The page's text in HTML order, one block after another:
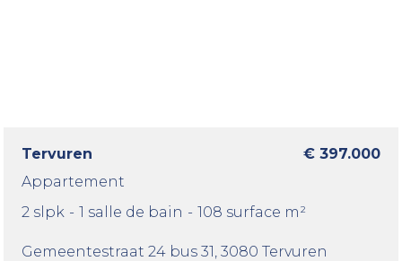
Tervuren
€ 397.000
Appartement
2 slpk - 1 salle de bain - 108 surface m²
Gemeentestraat 24 bus 31 , 3080 Tervuren